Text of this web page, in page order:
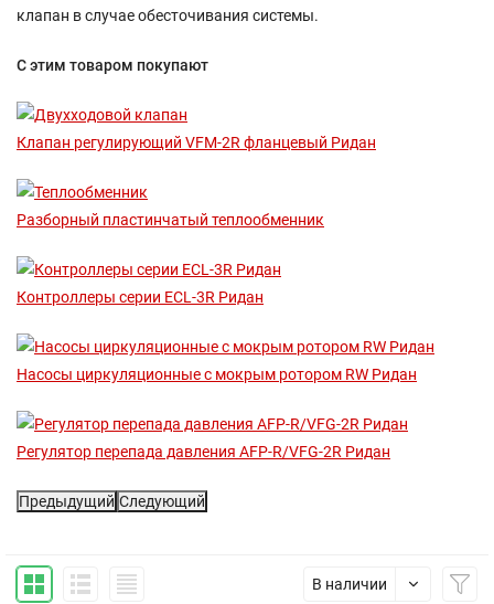
клапан в случае обесточивания системы.
С этим товаром покупают
Клапан регулирующий VFM-2R фланцевый Ридан
Разборный пластинчатый теплообменник
Контроллеры серии ECL-3R Ридан
Насосы циркуляционные с мокрым ротором RW Ридан
Регулятор перепада давления AFP-R/VFG-2R Ридан
Предыдущий Следующий
В наличии